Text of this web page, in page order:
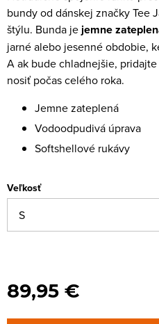
bundy od dánskej značky Tee
štýlu. Bunda jejemne
jarné alebo jesenné obdobie,
A ak bude chladnejšie,
nosiť počas celého roka.
Jemne zateplená
Vodoodpudivá úprava
Softshellové rukávy
Veľkosť
89,95 €